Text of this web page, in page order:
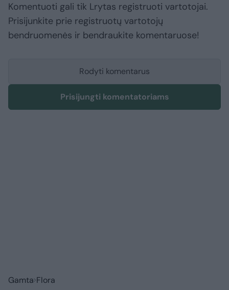
Komentuoti gali tik Lrytas registruoti vartotojai.
Prisijunkite prie registruotų vartotojų
bendruomenės ir bendraukite komentaruose!
Rodyti komentarus
Prisijungti komentatoriams
Gamta Flora